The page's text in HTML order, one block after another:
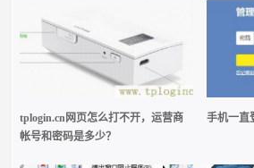
tplogin.cn网页怎么打不开，运营商
帐号和密码是多少？
手机一直